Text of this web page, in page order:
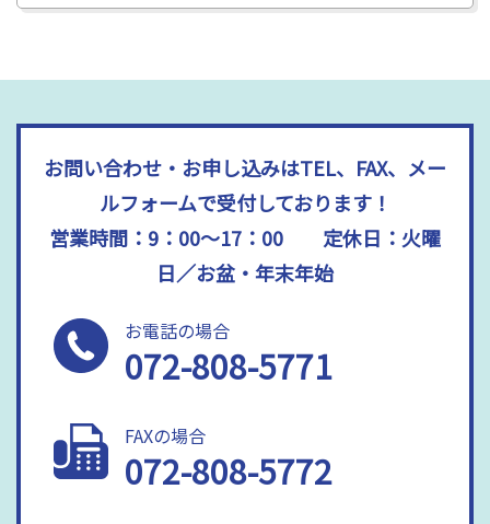
お問い合わせ・お申し込みはTEL、FAX、メー
ルフォームで受付しております！
営業時間：9：00～17：00 定休日：火曜
日／お盆・年末年始
お電話の場合
072-808-5771
FAXの場合
072-808-5772